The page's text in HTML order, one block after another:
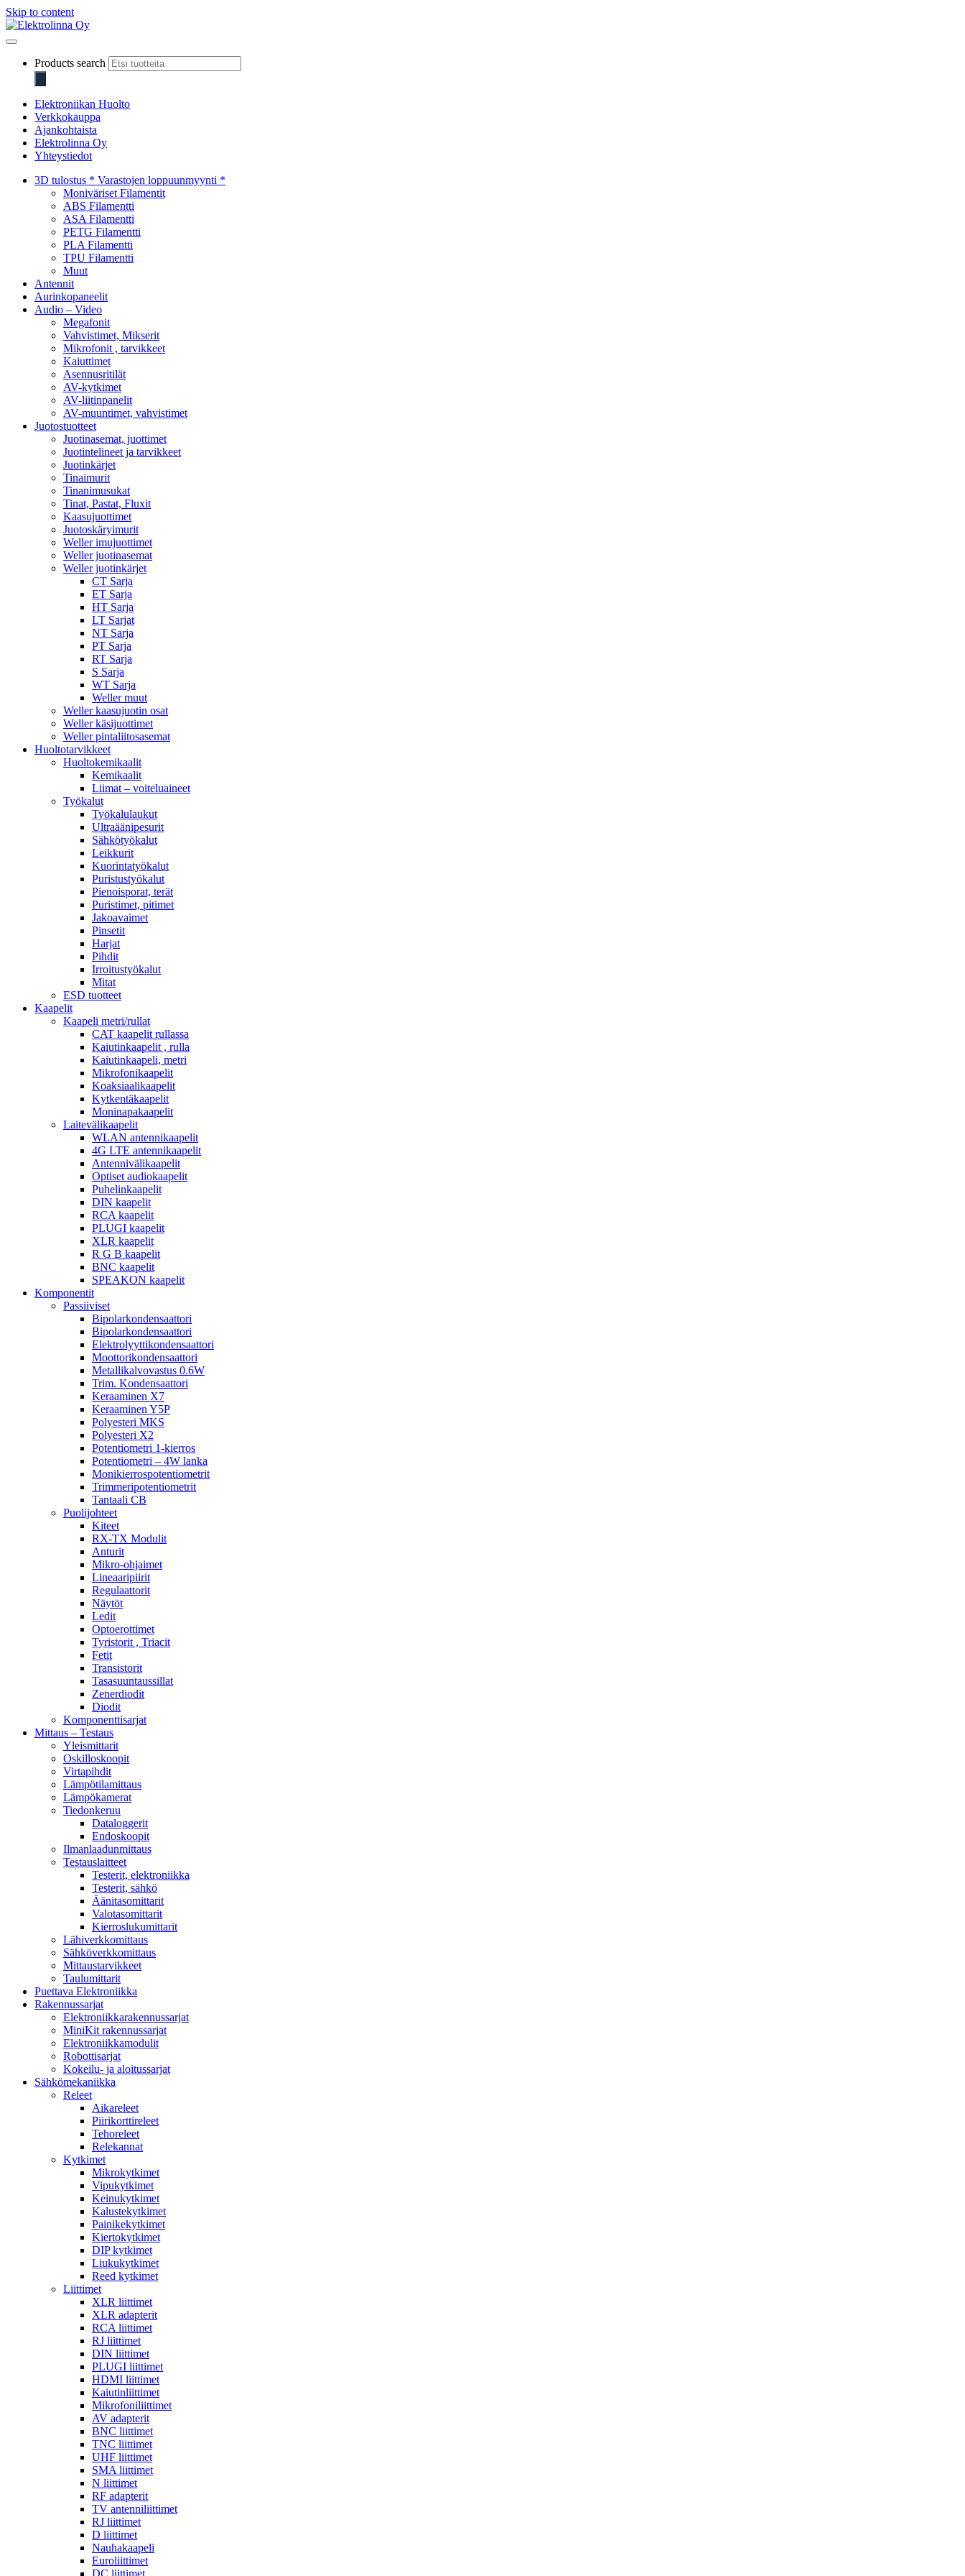
Skip to content
Products search
Elektroniikan Huolto
Verkkokauppa
Ajankohtaista
Elektrolinna Oy
Yhteystiedot
3D tulostus * Varastojen loppuunmyynti *
Moniväriset Filamentit
ABS Filamentti
ASA Filamentti
PETG Filamentti
PLA Filamentti
TPU Filamentti
Muut
Antennit
Aurinkopaneelit
Audio – Video
Megafonit
Vahvistimet, Mikserit
Mikrofonit , tarvikkeet
Kaiuttimet
Asennusritilät
AV-kytkimet
AV-liitinpanelit
AV-muuntimet, vahvistimet
Juotostuotteet
Juotinasemat, juottimet
Juotintelineet ja tarvikkeet
Juotinkärjet
Tinaimurit
Tinanimusukat
Tinat, Pastat, Fluxit
Kaasujuottimet
Juotoskäryimurit
Weller imujuottimet
Weller juotinasemat
Weller juotinkärjet
CT Sarja
ET Sarja
HT Sarja
LT Sarjat
NT Sarja
PT Sarja
RT Sarja
S Sarja
WT Sarja
Weller muut
Weller kaasujuotin osat
Weller käsijuottimet
Weller pintaliitosasemat
Huoltotarvikkeet
Huoltokemikaalit
Kemikaalit
Liimat – voiteluaineet
Työkalut
Työkalulaukut
Ultraäänipesurit
Sähkötyökalut
Leikkurit
Kuorintatyökalut
Puristustyökalut
Pienoisporat, terät
Puristimet, pitimet
Jakoavaimet
Pinsetit
Harjat
Pihdit
Irroitustyökalut
Mitat
ESD tuotteet
Kaapelit
Kaapeli metri/rullat
CAT kaapelit rullassa
Kaiutinkaapelit , rulla
Kaiutinkaapeli, metri
Mikrofonikaapelit
Koaksiaalikaapelit
Kytkentäkaapelit
Moninapakaapelit
Laitevälikaapelit
WLAN antennikaapelit
4G LTE antennikaapelit
Antennivälikaapelit
Optiset audiokaapelit
Puhelinkaapelit
DIN kaapelit
RCA kaapelit
PLUGI kaapelit
XLR kaapelit
R G B kaapelit
BNC kaapelit
SPEAKON kaapelit
Komponentit
Passiiviset
Bipolarkondensaattori
Bipolarkondensaattori
Elektrolyyttikondensaattori
Moottorikondensaattori
Metallikalvovastus 0.6W
Trim. Kondensaattori
Keraaminen X7
Keraaminen Y5P
Polyesteri MKS
Polyesteri X2
Potentiometri 1-kierros
Potentiometri – 4W lanka
Monikierrospotentiometrit
Trimmeripotentiometrit
Tantaali CB
Puolijohteet
Kiteet
RX-TX Modulit
Anturit
Mikro-ohjaimet
Lineaaripiirit
Regulaattorit
Näytöt
Ledit
Optoerottimet
Tyristorit , Triacit
Fetit
Transistorit
Tasasuuntaussillat
Zenerdiodit
Diodit
Komponenttisarjat
Mittaus – Testaus
Yleismittarit
Oskilloskoopit
Virtapihdit
Lämpötilamittaus
Lämpökamerat
Tiedonkeruu
Dataloggerit
Endoskoopit
Ilmanlaadunmittaus
Testauslaitteet
Testerit, elektroniikka
Testerit, sähkö
Äänitasomittarit
Valotasomittarit
Kierroslukumittarit
Lähiverkkomittaus
Sähköverkkomittaus
Mittaustarvikkeet
Taulumittarit
Puettava Elektroniikka
Rakennussarjat
Elektroniikkarakennussarjat
MiniKit rakennussarjat
Elektroniikkamodulit
Robottisarjat
Kokeilu- ja aloitussarjat
Sähkömekaniikka
Releet
Aikareleet
Piirikorttireleet
Tehoreleet
Relekannat
Kytkimet
Mikrokytkimet
Vipukytkimet
Keinukytkimet
Kalustekytkimet
Painikekytkimet
Kiertokytkimet
DIP kytkimet
Liukukytkimet
Reed kytkimet
Liittimet
XLR liittimet
XLR adapterit
RCA liittimet
RJ liittimet
DIN liittimet
PLUGI liittimet
HDMI liittimet
Kaiutinliittimet
Mikrofoniliittimet
AV adapterit
BNC liittimet
TNC liittimet
UHF liittimet
SMA liittimet
N liittimet
RF adapterit
TV antenniliittimet
RJ liittimet
D liittimet
Nauhakaapeli
Euroliittimet
DC liittimet